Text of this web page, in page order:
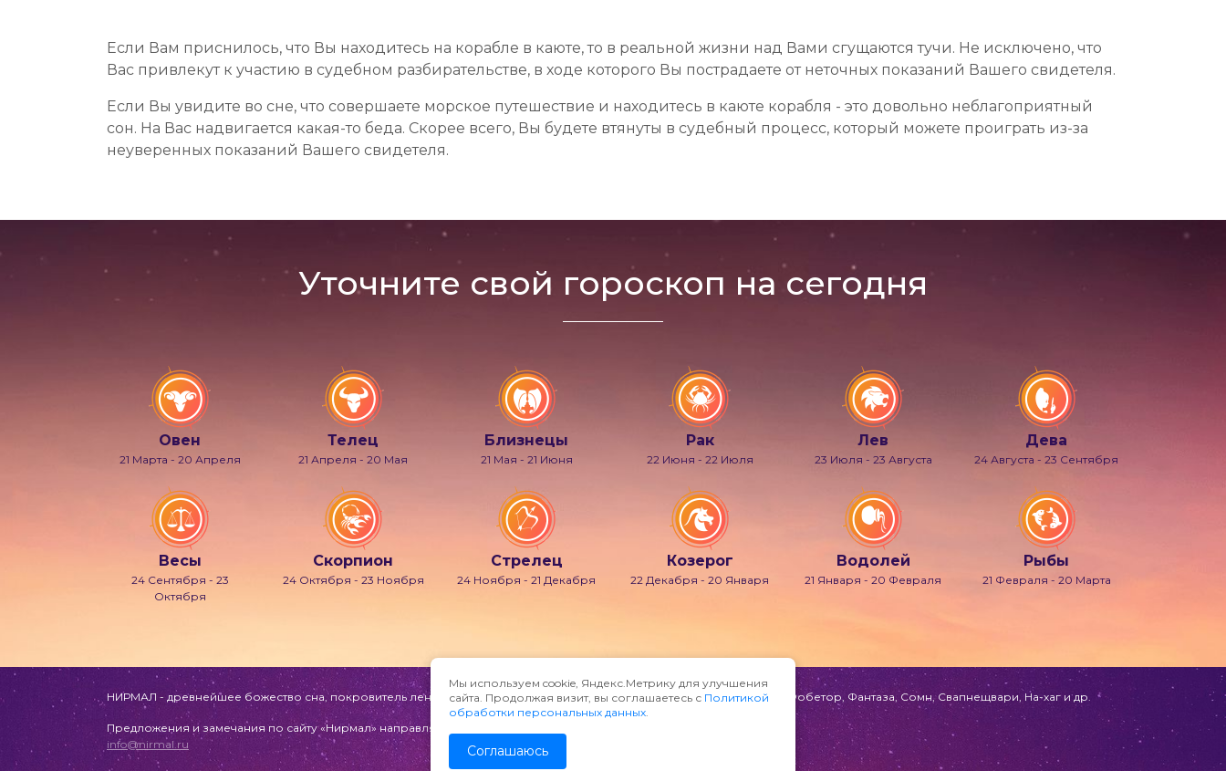
Если Вам приснилось, что Вы находитесь на корабле в каюте, то в реальной жизни над Вами сгущаются тучи. Не исключено, что
Вас привлекут к участию в судебном разбирательстве, в ходе которого Вы пострадаете от неточных показаний Вашего свидетеля.
Если Вы увидите во сне, что совершаете морское путешествие и находитесь в каюте корабля - это довольно неблагоприятный
сон. На Вас надвигается какая-то беда. Скорее всего, Вы будете втянуты в судебный процесс, который можете проиграть из-за
неуверенных показаний Вашего свидетеля.
Уточните свой гороскоп на сегодня
Овен
21 Марта - 20 Апреля
Телец
21 Апреля - 20 Мая
Близнецы
21 Мая - 21 Июня
Рак
22 Июня - 22 Июля
Лев
23 Июля - 23 Августа
Дева
24 Августа - 23 Сентября
Весы
24 Сентября - 23
Октября
Скорпион
24 Октября - 23 Ноября
Стрелец
24 Ноября - 21 Декабря
Козерог
22 Декабря - 20 Января
Водолей
21 Января - 20 Февраля
Рыбы
21 Февраля - 20 Марта
НИРМАЛ - древнейшее божество сна, покровитель лени и мечтаний, также известно под именами Гипнос, Морфей, Фобетор, Фантаза, Сомн, Свапнещвари, На-хаг и др.
Предложения и замечания по сайту «Нирмал» направляйте по адресу:
info@nirmal.ru
Мы используем cookie, Яндекс.Метрику для улучшения
сайта. Продолжая визит, вы соглашаетесь с Политикой
обработки персональных данных.
Соглашаюсь